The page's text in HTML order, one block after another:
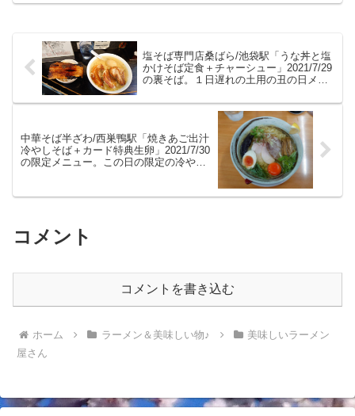
た。
塩そば専門店桑ばら/池袋駅「うな丼と塩
かけそば定食＋チャーシュー」2021/7/29
の裏そば。１日遅れの土用の丑の日メニ
と。追加したチャーシューと美味しいか
けそばをいただきました。
中華そば半ざわ/西巣鴨駅「焼きあご出汁
冷やしそば＋カード特典生卵」2021/7/30
の限定メニュー。この日の限定の冷やし
メンをいただきました。
コメント
コメントを書き込む
ホーム ラーメン＆美味しい物♪
美味しいラーメン
屋さん